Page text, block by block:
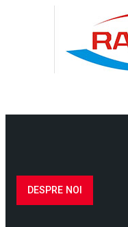
DESPRE NOI